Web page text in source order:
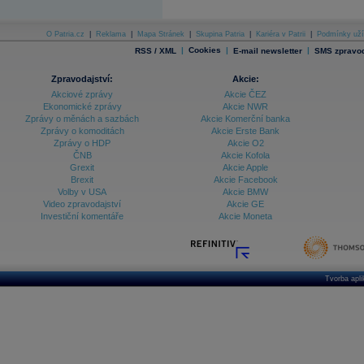
O Patria.cz Reklama Mapa Stránek Skupina Patria Kariéra v Patrii Podmínky
RSS / XML | Cookies | E-mail newsletter | SMS
Zpravodajství:
Akciové zprávy
Ekonomické zprávy
Zprávy o měnách a sazbách
Zprávy o komoditách
Zprávy o HDP
ČNB
Grexit
Brexit
Volby v USA
Video zpravodajství
Investiční komentáře
Akcie:
Akcie ČEZ
Akcie NWR
Akcie Komerční banka
Akcie Erste Bank
Akcie O2
Akcie Kofola
Akcie Apple
Akcie Facebook
Akcie BMW
Akcie GE
Akcie Moneta
Tvorba